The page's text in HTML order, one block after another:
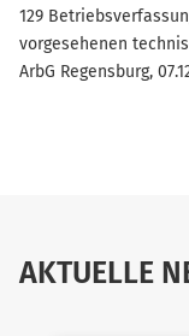
129
vorgesehenen
ArbG Regensburg,
AKTUELLE